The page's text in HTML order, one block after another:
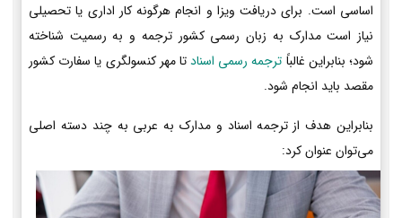
اساسی است. برای دریافت ویزا و انجام هرگونه کار اداری یا تحصیلی
نیاز است مدارک به زبان رسمی کشور ترجمه و به رسمیت شناخته
شود؛ بنابراین غالباً ترجمه رسمی اسنادتا مهر کنسولگری یا سفارت کشور
مقصد باید انجام شود.
بنابراین هدف از ترجمه اسناد و مدارک به عربی به چند دسته اصلی
می‌توان عنوان کرد: